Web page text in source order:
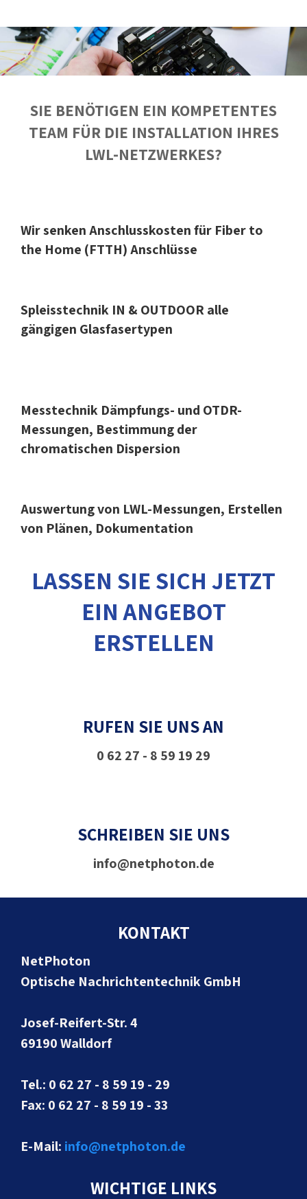
SIE BENÖTIGEN EIN KOMPETENTES
TEAM FÜR DIE INSTALLATION IHRES
LWL-NETZWERKES?
Wir senken Anschlusskosten für Fiber to
the Home (FTTH) Anschlüsse
Spleisstechnik IN & OUTDOOR alle
gängigen Glasfasertypen
Messtechnik Dämpfungs- und OTDR-
Messungen, Bestimmung der
chromatischen Dispersion
Auswertung von LWL-Messungen, Erstellen
von Plänen, Dokumentation
LASSEN SIE SICH JETZT
EIN ANGEBOT
ERSTELLEN
RUFEN SIE UNS AN
0 62 27 - 8 59 19 29
SCHREIBEN SIE UNS
info@netphoton.de
KONTAKT
NetPhoton
Optische Nachrichtentechnik GmbH
Josef-Reifert-Str. 4
69190 Walldorf
Tel.: 0 62 27 - 8 59 19 - 29
Fax: 0 62 27 - 8 59 19 - 33
E-Mail: info@netphoton.de
WICHTIGE LINKS